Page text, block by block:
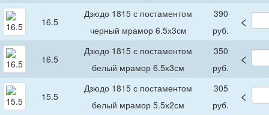
16.5
Дзюдо 1815 с постаментом
черный мрамор 6.5х3см
390
руб.
<
16.5
Дзюдо 1815 с постаментом
белый мрамор 6.5х3см
350
руб.
<
15.5
Дзюдо 1815 с постаментом
белый мрамор 5.5х2см
305
руб.
<